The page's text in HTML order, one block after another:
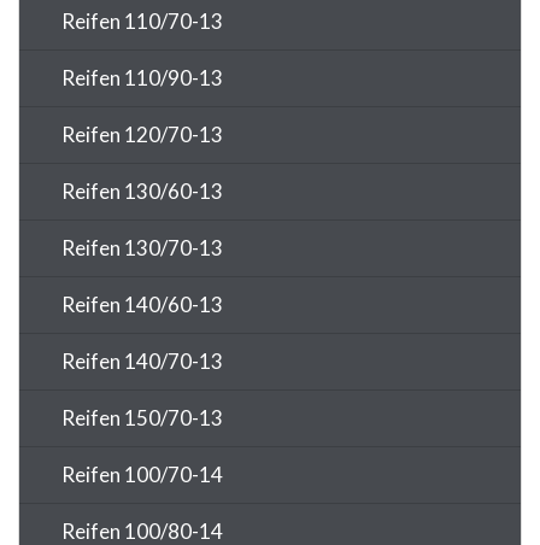
Reifen 110/70-13
Reifen 110/90-13
Reifen 120/70-13
Reifen 130/60-13
Reifen 130/70-13
Reifen 140/60-13
Reifen 140/70-13
Reifen 150/70-13
Reifen 100/70-14
Reifen 100/80-14